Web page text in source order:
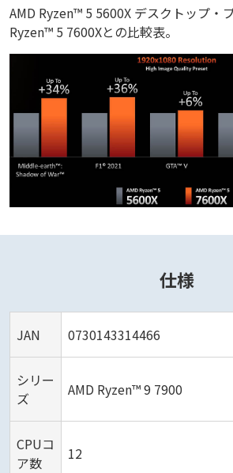
AMD Ryzen™ 5 5600X デスクトップ・
Ryzen™ 5 7600Xとの比較表。
仕様
JAN 0730143314466
シリー
ズ
AMD Ryzen™ 9 7900
CPUコ
ア数
12